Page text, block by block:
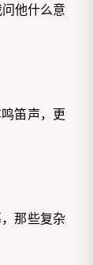
他什么意
笛声，更
那些复杂